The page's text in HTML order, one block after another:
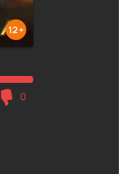
12+
0